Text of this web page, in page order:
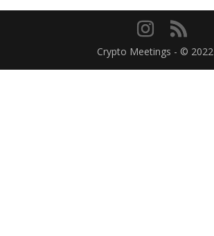
Crypto Meetings - © 2022